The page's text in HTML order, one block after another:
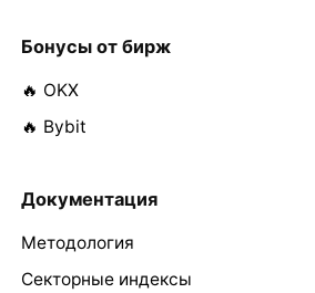
Бонусы от бирж
🔥 OKX
🔥 Bybit
Документация
Методология
Секторные индексы